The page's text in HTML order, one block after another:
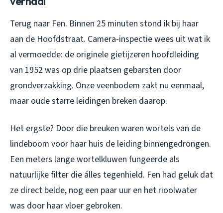
Terug naar Fen. Binnen 25 minuten stond ik bij haar
aan de Hoofdstraat. Camera-inspectie wees uit wat ik
al vermoedde: de originele gietijzeren hoofdleiding
van 1952 was op drie plaatsen gebarsten door
grondverzakking. Onze veenbodem zakt nu eenmaal,
maar oude starre leidingen breken daarop.
Het ergste? Door die breuken waren wortels van de
lindeboom voor haar huis de leiding binnengedrongen.
Een meters lange wortelkluwen fungeerde als
natuurlijke filter die álles tegenhield. Fen had geluk dat
ze direct belde, nog een paar uur en het rioolwater
was door haar vloer gebroken.